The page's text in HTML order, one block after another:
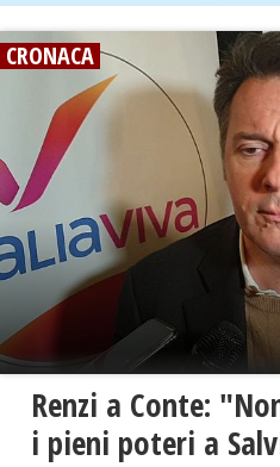
CRONACA
Renzi a Conte:
i pieni poteri a